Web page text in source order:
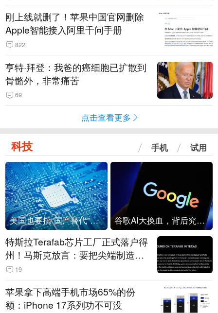
刚上线就删了！苹果中国官网删除
Apple智能接入阿里千问手册
822
亨特·拜登：我爸的癌细胞已扩散到
骨骼外，非常痛苦
69
点击查看更多
科技 手机 试用
美国也要搞“国产替代”？先算清三笔账 谷歌AI大换血，背后究竟发生了什么？
特斯拉Terafab芯片工厂正式落户得
州！马斯克放言：要把尖端制造带
回美国
19
苹果拿下高端手机市场65%的份
额：iPhone 17系列功不可没